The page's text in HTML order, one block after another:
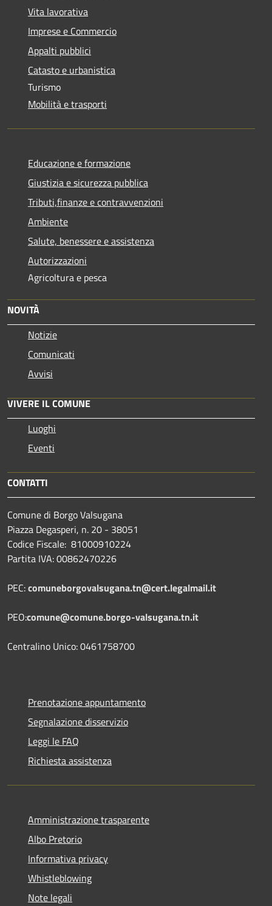
Vita lavorativa
Imprese e Commercio
Appalti pubblici
Catasto e urbanistica
Turismo
Mobilità e trasporti
Educazione e formazione
Giustizia e sicurezza pubblica
Tributi,finanze e contravvenzioni
Ambiente
Salute, benessere e assistenza
Autorizzazioni
Agricoltura e pesca
NOVITÀ
Notizie
Comunicati
Avvisi
VIVERE IL COMUNE
Luoghi
Eventi
CONTATTI
Comune di Borgo Valsugana
Piazza Degasperi, n. 20 - 38051
Codice Fiscale: 81000910224
Partita IVA: 00862470226
PEC:comuneborgovalsugana.tn@cert.legalmail.it
PEO:comune@comune.borgo-valsugana.tn.it
Centralino Unico: 0461758700
Prenotazione appuntamento
Segnalazione disservizio
Leggi le FAQ
Richiesta assistenza
Amministrazione trasparente
Albo Pretorio
Informativa privacy
Whistleblowing
Note legali